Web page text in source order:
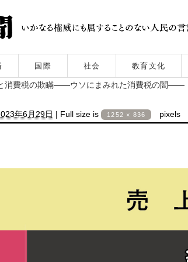
国際 社会 教育文化
消費税の欺瞞――ウソにまみれた消費税の闇
年6月29日 | Full size is 1252 × 836 pixels